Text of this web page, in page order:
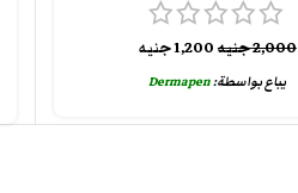
2,000جنيه 1,200جنيه
يباع بواسطة:Dermapen